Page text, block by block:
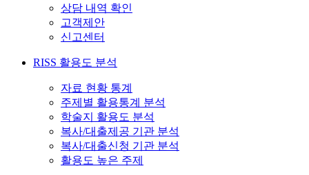
상담 내역 확인
고객제안
신고센터
RISS 활용도 분석
자료 현황 통계
주제별 활용통계 분석
학술지 활용도 분석
복사/대출제공 기관 분석
복사/대출신청 기관 분석
활용도 높은 주제